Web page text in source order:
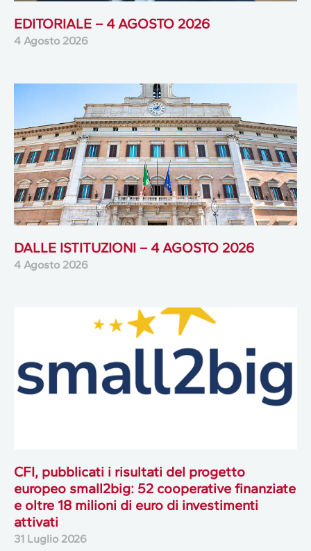
EDITORIALE – 4 AGOSTO 2026
4 Agosto 2026
DALLE ISTITUZIONI – 4 AGOSTO 2026
4 Agosto 2026
CFI, pubblicati i risultati del progetto
europeo small2big: 52 cooperative finanziate
e oltre 18 milioni di euro di investimenti
attivati
31 Luglio 2026